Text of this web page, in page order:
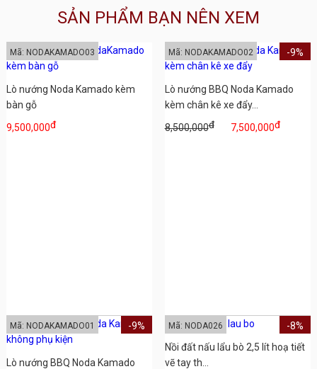
SẢN PHẨM BẠN NÊN XEM
Lò nướng Noda Kamado kèm
bàn gỗ
9,500,000đ
Mã: NODAKAMADO03
Lò nướng BBQ Noda Kamado
kèm chân kê xe đẩy...
8,500,000đ 7,500,000đ
-9%
Mã: NODAKAMADO02
Lò nướng BBQ Noda Kamado
-9%
Mã: NODAKAMADO01
Nồi đất nấu lẩu bò 2,5 lít hoạ tiết
vẽ tay th...
-8%
Mã: NODA026